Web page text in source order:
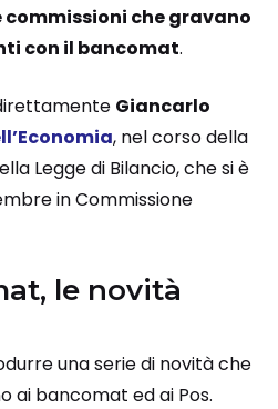
commissioni che gravano
con il bancomat.
Giancarlo
, nel corso della
Legge di Bilancio, che si è
in Commissione
le novità
una serie di novità che
ai bancomat ed ai Pos.